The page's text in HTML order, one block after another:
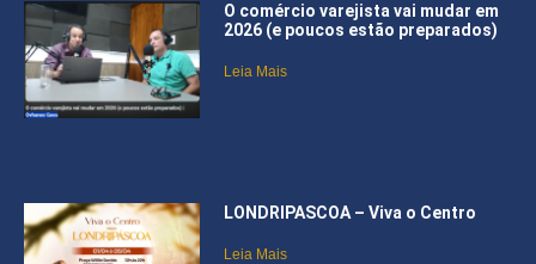
O comércio varejista vai mudar em
2026 (e poucos estão preparados)
Leia Mais
LONDRIPASCOA – Viva o Centro
Leia Mais